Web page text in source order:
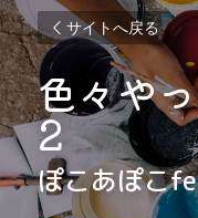
サイトへ戻る
色々や
2
ぽこあぽこ